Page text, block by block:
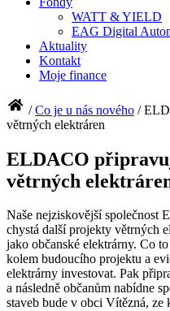
WATT & YIELD
EAG Digital
Aktuality
Kontakt
Moje finance
/Co je u nás nového /
větrných elektráren
ELDACO
větrných
Naše nejziskovější společnost
chystá další projekty větrných
jako občanské elektrárny. Co
kolem budoucího projektu a
elektrárny investovat. Pak
a následně občanům nabídne
staveb bude v obci Vítězná, ze